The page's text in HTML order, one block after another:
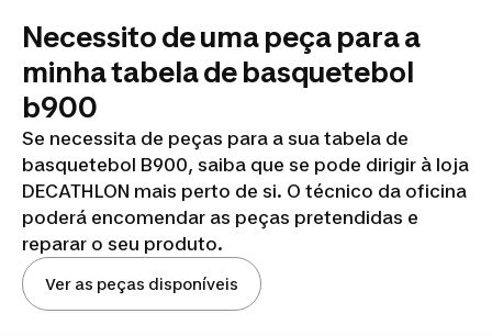
Necessito de uma peça para a
minha tabela de basquetebol
b900
Se necessita de peças para a sua tabela de
basquetebol B900, saiba que se pode dirigir à loja
DECATHLON mais perto de si. O técnico da oficina
poderá encomendar as peças pretendidas e
reparar o seu produto.
Ver as peças disponíveis